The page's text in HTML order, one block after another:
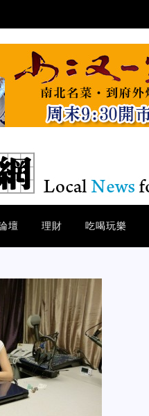
壇 理財 吃喝玩樂